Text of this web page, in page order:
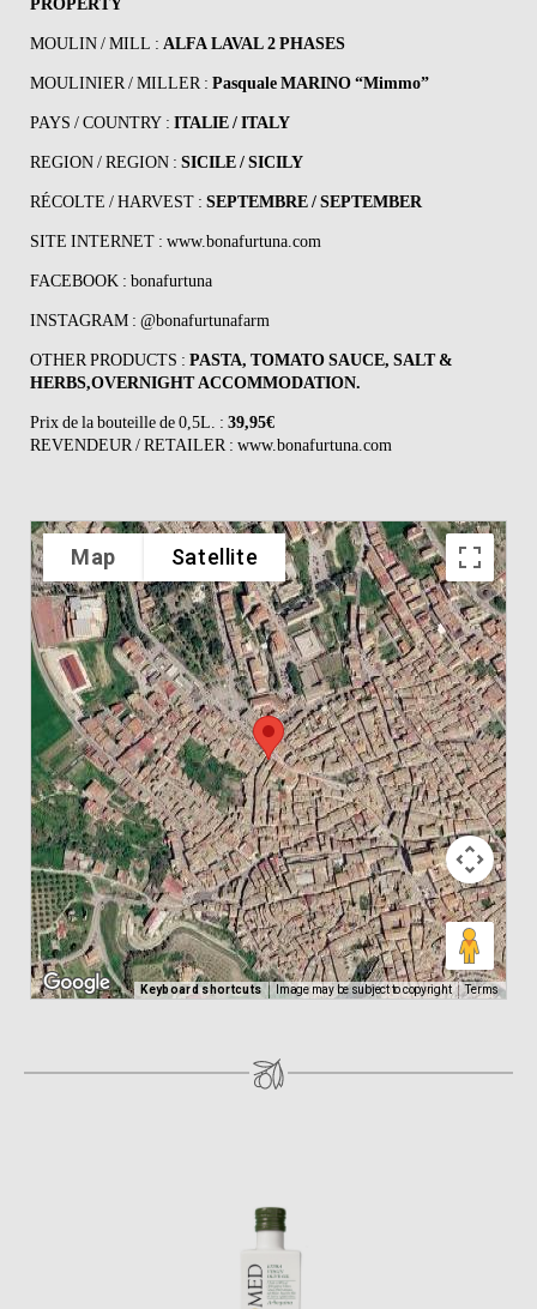
PROPERTY
MOULIN / MILL : ALFA LAVAL 2 PHASES
MOULINIER / MILLER : Pasquale MARINO “Mimmo”
PAYS / COUNTRY : ITALIE / ITALY
REGION / REGION : SICILE / SICILY
RÉCOLTE / HARVEST : SEPTEMBRE / SEPTEMBER
SITE INTERNET : www.bonafurtuna.com
FACEBOOK : bonafurtuna
INSTAGRAM : @bonafurtunafarm
OTHER PRODUCTS : PASTA, TOMATO SAUCE, SALT &
HERBS,OVERNIGHT ACCOMMODATION.
Prix de la bouteille de 0,5L. : 39,95€
REVENDEUR / RETAILER : www.bonafurtuna.com
Map Satellite
Keyboard shortcuts Image may be subject to copyright Terms